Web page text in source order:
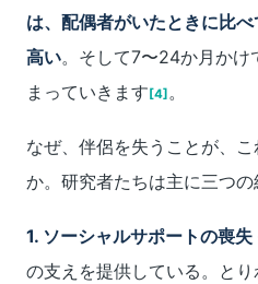
は、配偶者がいたときに比
高い。そして7〜24か月かけ
まっていきます [4] 。
なぜ、伴侶を失うことが、
か。研究者たちは主に三つ
1. ソーシャルサポートの喪失
の支えを提供している。と